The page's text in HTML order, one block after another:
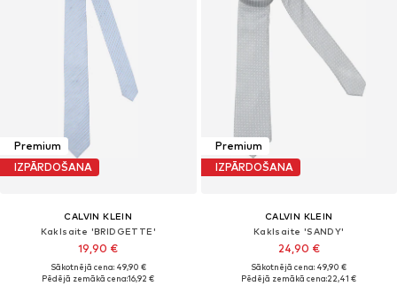
Premium
IZPĀRDOŠANA
CALVIN KLEIN
Kaklsaite 'BRIDGETTE'
19,90 €
Sākotnējā cena: 49,90 €
Pēdējā zemākā cena:16,92 €
Premium
IZPĀRDOŠANA
CALVIN KLEIN
Kaklsaite 'SANDY'
24,90 €
Sākotnējā cena: 49,90 €
Pēdējā zemākā cena:22,41 €